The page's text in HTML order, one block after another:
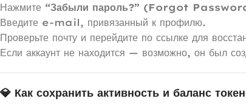
Нажмите “Забыли пароль?” (Forgot
Введите e-mail, привязанный к профилю.
Проверьте почту и перейдите по ссылке для
Если аккаунт не находится — возможно, он был
💎 Как сохранить активность и баланс